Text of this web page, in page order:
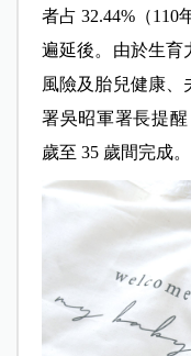
者占 32.44%（110
遍延後。由於生育
風險及胎兒健康、
署吳昭軍署長提
歲至 35 歲間完成。